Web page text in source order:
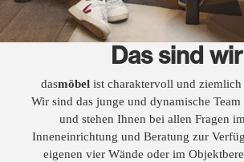
Das sind
dasmöbelist charaktervoll und ziemlich
Wir sind das junge und dynamische
und stehen Ihnen bei allen Fragen
Inneneinrichtung und Beratung zur
eigenen vier Wände oder im